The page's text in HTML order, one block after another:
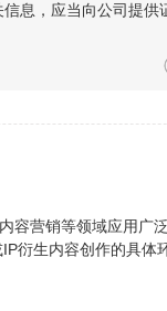
息，应当向公司提供
容营销等领域应用广
衍生内容创作的具体